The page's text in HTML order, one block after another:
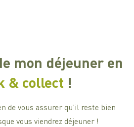
mon déjeuner en
& collect !
de vous assurer qu'il reste bien
vous viendrez déjeuner !